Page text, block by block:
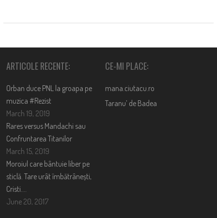
ARTICOLE RECENTE:
Orban duce PNL la groapa pe
muzica #Rezist
March 19, 2019
Rares versus Mandachi sau
Confruntarea Titanilor
March 15, 2019
Moroiul care bântuie liber pe
sticlă. Tare urât îmbătrânești,
Cristi….
June 20, 2017
CE-MI PLACE:
mana.ciutacu.ro
Taranu’ de Badea